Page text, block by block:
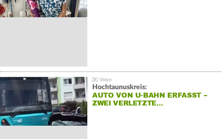
Hochtaunuskreis:
AUTO VON U-BAHN ERFASST –
ZWEI VERLETZTE…